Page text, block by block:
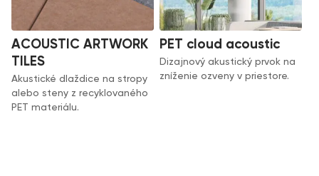
ACOUSTIC ARTWORK
TILES
Akustické dlaždice na stropy
alebo steny z recyklovaného
PET materiálu.
PET cloud acoustic
Dizajnový akustický prvok na
zníženie ozveny v priestore.